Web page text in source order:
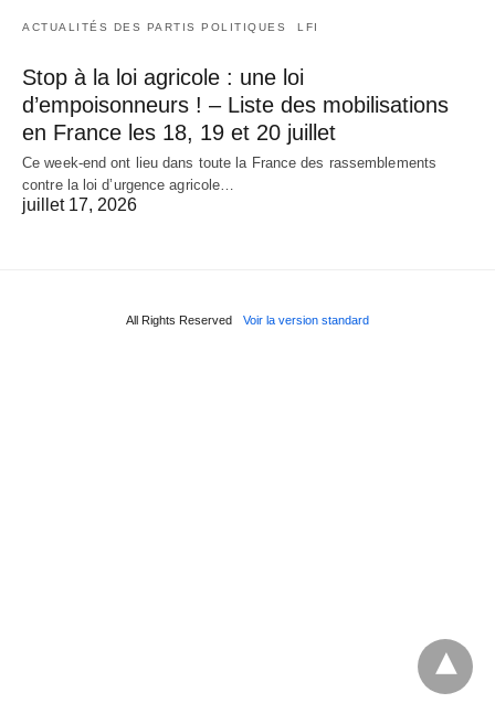
ACTUALITÉS DES PARTIS POLITIQUES LFI
Stop à la loi agricole : une loi
d’empoisonneurs ! – Liste des mobilisations
en France les 18, 19 et 20 juillet
Ce week-end ont lieu dans toute la France des rassemblements
contre la loi d’urgence agricole…
juillet 17, 2026
All Rights Reserved Voir la version standard